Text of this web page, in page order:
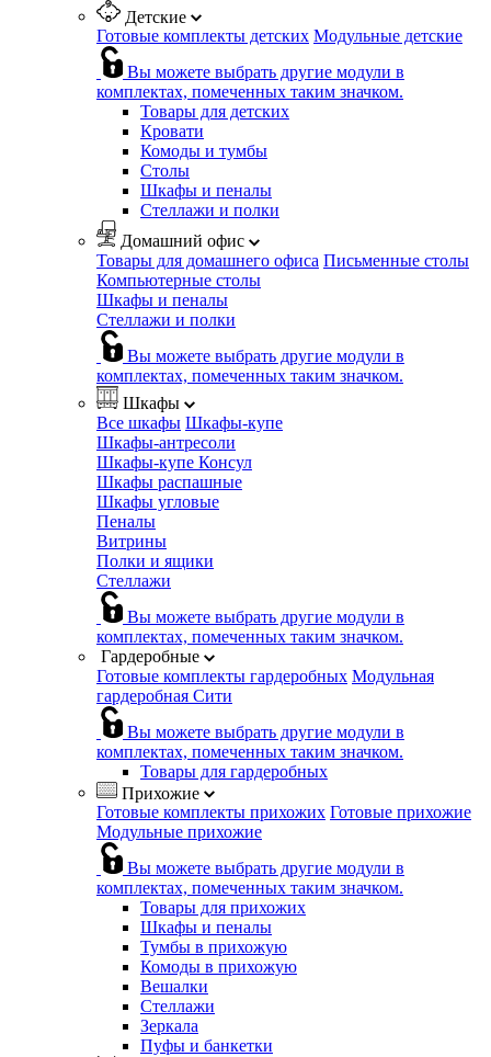
Детские
Готовые комплекты детских Модульные детские
Вы можете выбрать другие модули в
комплектах, помеченных таким значком.
Товары для детских
Кровати
Комоды и тумбы
Столы
Шкафы и пеналы
Стеллажи и полки
Домашний офис
Товары для домашнего офиса Письменные столы
Компьютерные столы
Шкафы и пеналы
Стеллажи и полки
Вы можете выбрать другие модули в
комплектах, помеченных таким значком.
Шкафы
Все шкафы Шкафы-купе
Шкафы-антресоли
Шкафы-купе Консул
Шкафы распашные
Шкафы угловые
Пеналы
Витрины
Полки и ящики
Стеллажи
Вы можете выбрать другие модули в
комплектах, помеченных таким значком.
Гардеробные
Готовые комплекты гардеробных Модульная
гардеробная Сити
Вы можете выбрать другие модули в
комплектах, помеченных таким значком.
Товары для гардеробных
Прихожие
Готовые комплекты прихожих Готовые прихожие
Модульные прихожие
Вы можете выбрать другие модули в
комплектах, помеченных таким значком.
Товары для прихожих
Шкафы и пеналы
Тумбы в прихожую
Комоды в прихожую
Вешалки
Стеллажи
Зеркала
Пуфы и банкетки